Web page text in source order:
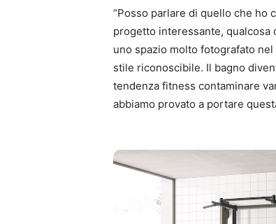
“Posso parlare di quello che ho
progetto interessante,
uno spazio molto fotografato
stile riconoscibile. Il bagno
tendenza fitness contaminare
abbiamo provato a portare